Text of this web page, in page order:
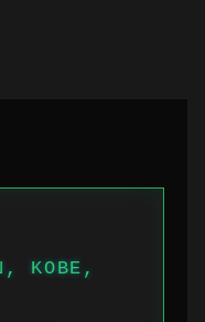
KOBE,